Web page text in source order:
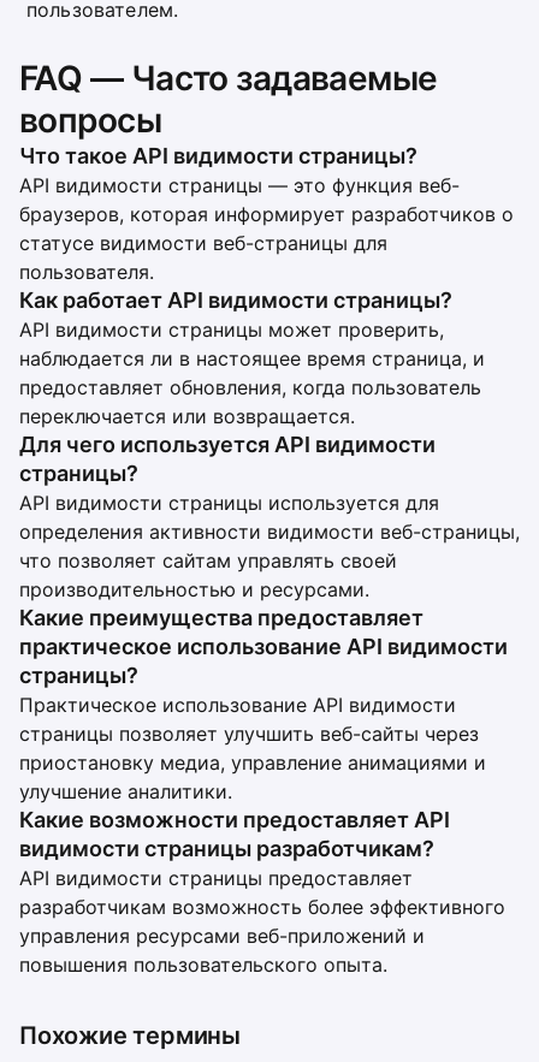
пользователем.
FAQ — Часто задаваемые
вопросы
Что такое API видимости страницы?
API видимости страницы — это функция веб-
браузеров, которая информирует разработчиков о
статусе видимости веб-страницы для
пользователя.
Как работает API видимости страницы?
API видимости страницы может проверить,
наблюдается ли в настоящее время страница, и
предоставляет обновления, когда пользователь
переключается или возвращается.
Для чего используется API видимости
страницы?
API видимости страницы используется для
определения активности видимости веб-страницы,
что позволяет сайтам управлять своей
производительностью и ресурсами.
Какие преимущества предоставляет
практическое использование API видимости
страницы?
Практическое использование API видимости
страницы позволяет улучшить веб-сайты через
приостановку медиа, управление анимациями и
улучшение аналитики.
Какие возможности предоставляет API
видимости страницы разработчикам?
API видимости страницы предоставляет
разработчикам возможность более эффективного
управления ресурсами веб-приложений и
повышения пользовательского опыта.
Похожие термины